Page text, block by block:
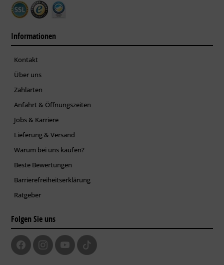
Informationen
Kontakt
Über uns
Zahlarten
Anfahrt & Öffnungszeiten
Jobs & Karriere
Lieferung & Versand
Warum bei uns kaufen?
Beste Bewertungen
Barrierefreiheitserklärung
Ratgeber
Folgen Sie uns